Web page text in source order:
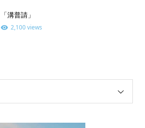
「溝普請」
2,100 views